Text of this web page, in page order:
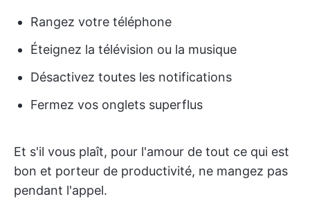
Rangez votre téléphone
Éteignez la télévision ou la musique
Désactivez toutes les notifications
Fermez vos onglets superflus
Et s'il vous plaît, pour l'amour de tout ce qui est
bon et porteur de productivité, ne mangez pas
pendant l'appel.